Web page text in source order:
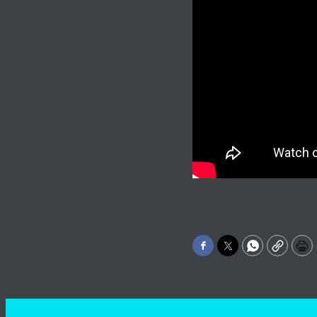
Facebook
TwitterWhatsApp
Copy